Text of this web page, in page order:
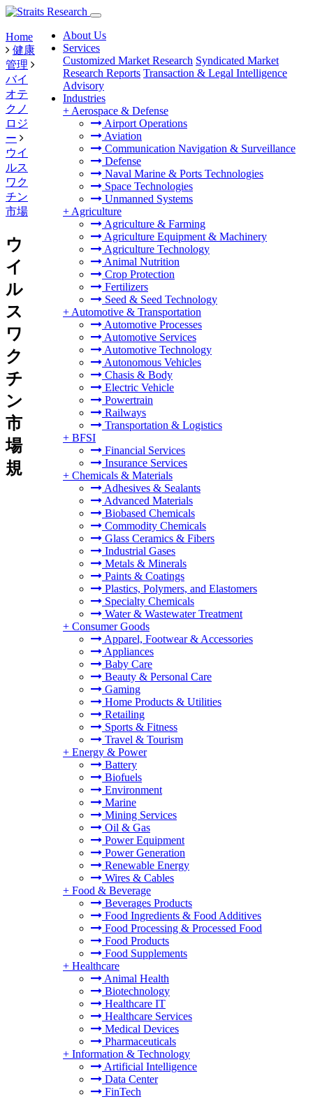
About Us
Services
Customized Market Research Syndicated Market
Research Reports Transaction & Legal Intelligence
Advisory
Industries
+ Aerospace & Defense
Airport Operations
Aviation
Communication Navigation & Surveillance
Defense
Naval Marine & Ports Technologies
Space Technologies
Unmanned Systems
+ Agriculture
Agriculture & Farming
Agriculture Equipment & Machinery
Agriculture Technology
Animal Nutrition
Crop Protection
Fertilizers
Seed & Seed Technology
+ Automotive & Transportation
Automotive Processes
Automotive Services
Automotive Technology
Autonomous Vehicles
Chasis & Body
Electric Vehicle
Powertrain
Railways
Transportation & Logistics
+ BFSI
Financial Services
Insurance Services
+ Chemicals & Materials
Adhesives & Sealants
Advanced Materials
Biobased Chemicals
Commodity Chemicals
Glass Ceramics & Fibers
Industrial Gases
Metals & Minerals
Paints & Coatings
Plastics, Polymers, and Elastomers
Specialty Chemicals
Water & Wastewater Treatment
+ Consumer Goods
Apparel, Footwear & Accessories
Appliances
Baby Care
Beauty & Personal Care
Gaming
Home Products & Utilities
Retailing
Sports & Fitness
Travel & Tourism
+ Energy & Power
Battery
Biofuels
Environment
Marine
Mining Services
Oil & Gas
Power Equipment
Power Generation
Renewable Energy
Wires & Cables
+ Food & Beverage
Beverages Products
Food Ingredients & Food Additives
Food Processing & Processed Food
Food Products
Food Supplements
+ Healthcare
Animal Health
Biotechnology
Healthcare IT
Healthcare Services
Medical Devices
Pharmaceuticals
+ Information & Technology
Artificial Intelligence
Data Center
FinTech
Home
健康
管理
バイ
オテ
クノ
ロジ
ー
ウイ
ルス
ワク
チン
市場
ウ
イ
ル
ス
ワ
ク
チ
ン
市
場
規